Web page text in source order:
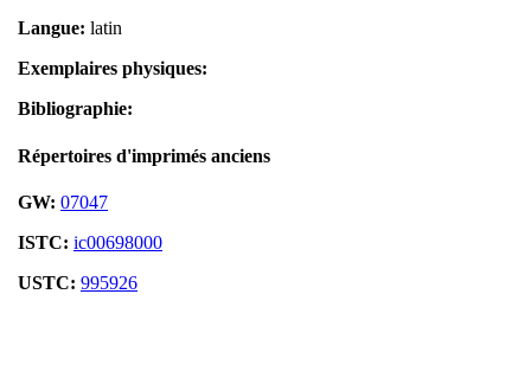
Langue: latin
Exemplaires physiques:
Bibliographie:
Répertoires d'imprimés anciens
GW: 07047
ISTC: ic00698000
USTC: 995926